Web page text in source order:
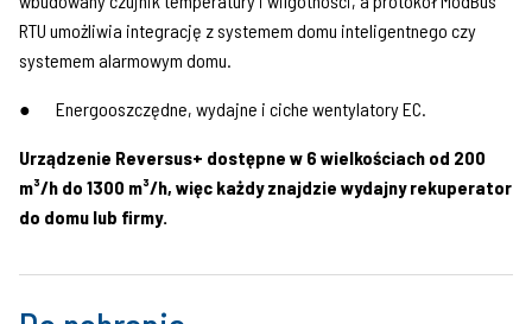
RTU umożliwia integrację z systemem domu inteligentnego czy
systemem alarmowym domu.
● Energooszczędne, wydajne i ciche wentylatory EC.
Urządzenie Reversus+ dostępne w 6 wielkościach od 200
m³/h do 1300 m³/h, więc każdy znajdzie wydajny rekuperator
do domu lub firmy.